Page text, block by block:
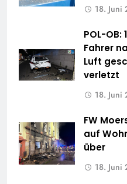
18. Juni
POL-
Fahrer
Luft
verletzt
18. Juni
FW
auf
über
18. Juni